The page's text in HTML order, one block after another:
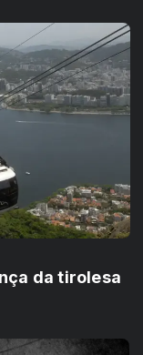
da tirolesa